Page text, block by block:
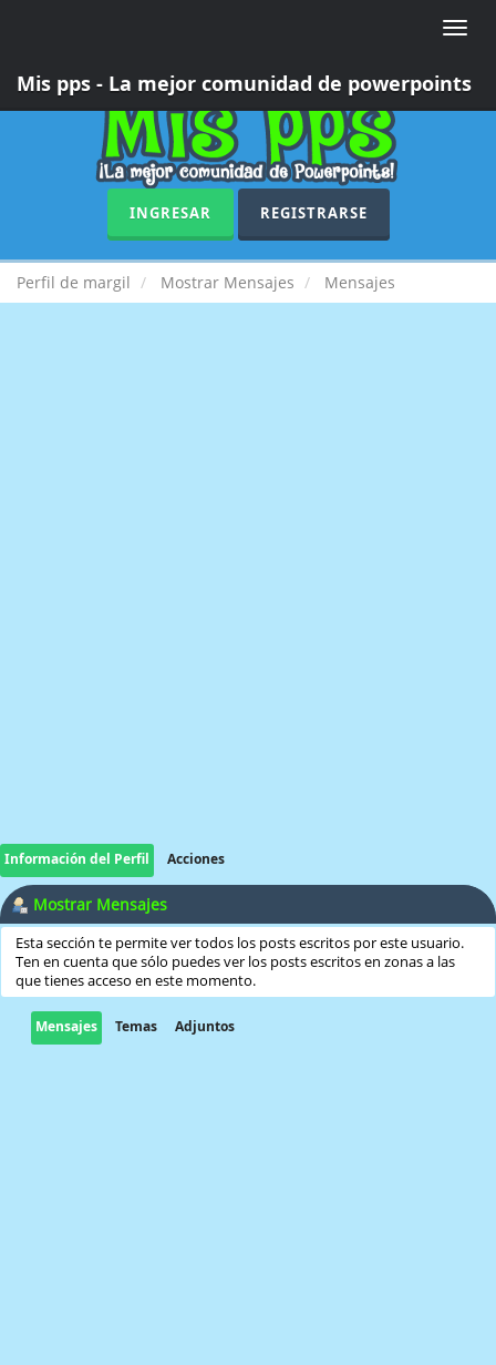
Toggle
Mis pps - La mejor comunidad de powerpoints
INGRESAR REGISTRARSE
Perfil de margil Mostrar Mensajes Mensajes
Información del Perfil Acciones
Mostrar Mensajes
Esta sección te permite ver todos los posts escritos por este usuario.
Ten en cuenta que sólo puedes ver los posts escritos en zonas a las
que tienes acceso en este momento.
Mensajes Temas Adjuntos